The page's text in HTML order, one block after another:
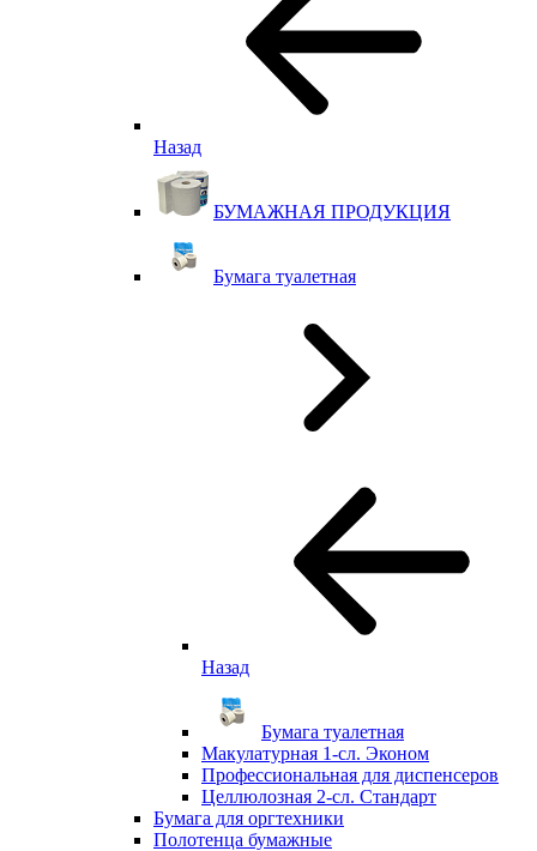
Назад
БУМАЖНАЯ ПРОДУКЦИЯ
Бумага туалетная
Назад
Бумага туалетная
Макулатурная 1-сл. Эконом
Профессиональная для диспенсеров
Целлюлозная 2-сл. Стандарт
Бумага для оргтехники
Полотенца бумажные